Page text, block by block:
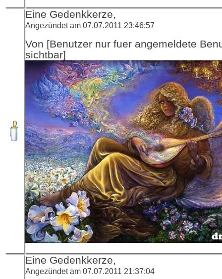
Eine Gedenkkerze,
Angezündet am 07.07.2011 23:46:57
Von [Benutzer nur fuer angemeldete
sichtbar]
Eine Gedenkkerze,
Angezündet am 07.07.2011 21:37:04